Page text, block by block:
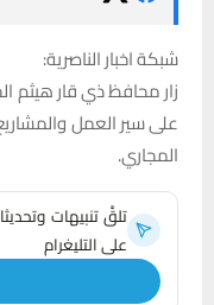
شبكة اخبار الناصرية:
زار محافظ ذي قار هيثم
على سير العمل
المجاري.
تلقَّ تنبيهات
على التليغرام